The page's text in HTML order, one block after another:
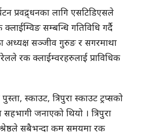
प्रवद्र्धनका लागि एसटिडिएसले
सम्बन्धि गतिविधि गर्दै
अध्यक्ष सञ्जीव गुरुङ र सगरमाथा
रक क्लाईम्वरहरुलाई प्राविधिक
पुस्ता, स्काउट, त्रिपुरा स्काउट ट्रप्सको
जनाएको थियो । त्रिपुरा
श्रेष्ठले सबैभन्दा कम समयमा रक